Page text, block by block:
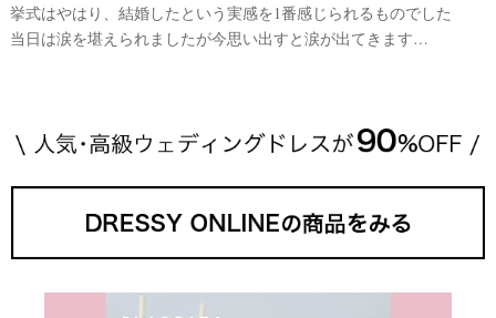
挙式はやはり、結婚したという実感を1番感じられるものでした
当日は涙を堪えられましたが今思い出すと涙が出てきます…